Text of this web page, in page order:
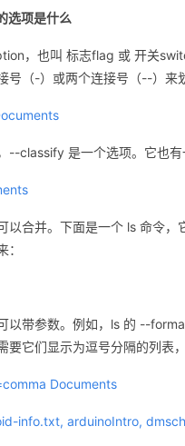
选项是什么
，也叫 标志flag 或 开关
号（-）或两个连接号（--）来
--classify 是一个选项。它也有
以合并。下面是一个 ls 命令
以带参数。例如，ls 的 --
要它们显示为逗号分隔的列表
Documents
info.txt, arduinoIntro,